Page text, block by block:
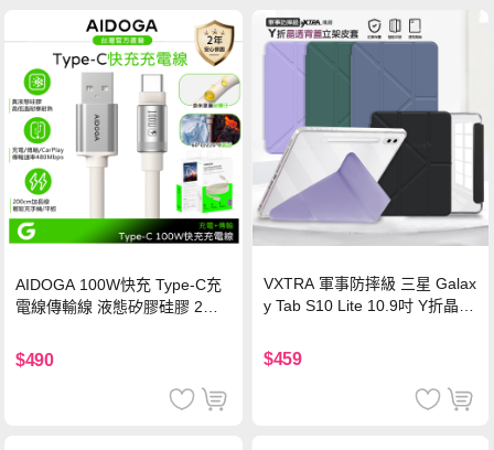
AIDOGA 100W快充 Type-C充
電線傳輸線 液態矽膠硅膠 2M
$490
VXTRA 軍事防摔級 三星 Galax
y Tab S10 Lite 10.9吋 Y折晶透
$459